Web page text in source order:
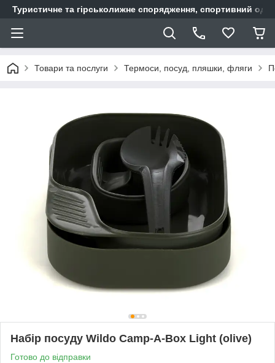
Туристичне та гірськолижне спорядження, спортивний
Товари та послуги Термоси, посуд, пляшки, фляги
Набір посуду Wildo Camp-A-Box Light (olive)
Готово до відправки